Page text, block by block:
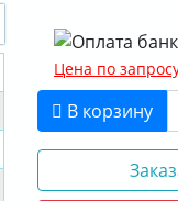
Цена по
В корзину